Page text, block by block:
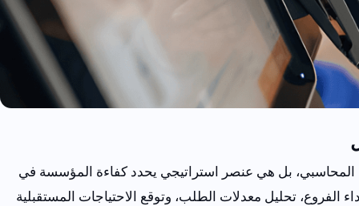
المحاسبي، بل هي عنصر استراتيجي يحدد كفاءة المؤسسة في
الفروع، تحليل معدلات الطلب، وتوقع الاحتياجات المستقبلية